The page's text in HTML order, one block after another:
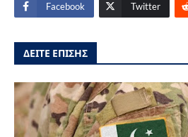
Facebook Twitter
ΔΕΙΤΕ ΕΠΙΣΗΣ